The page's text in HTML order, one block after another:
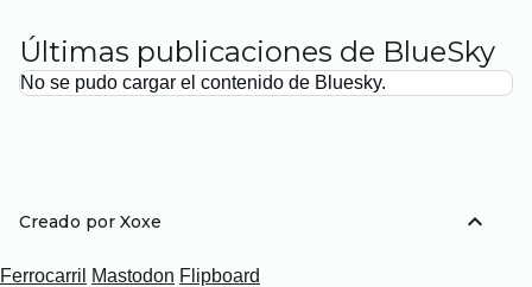
Últimas publicaciones de BlueSky
No se pudo cargar el contenido de Bluesky.
Creado por Xoxe expand_less
Ferrocarril Mastodon Flipboard